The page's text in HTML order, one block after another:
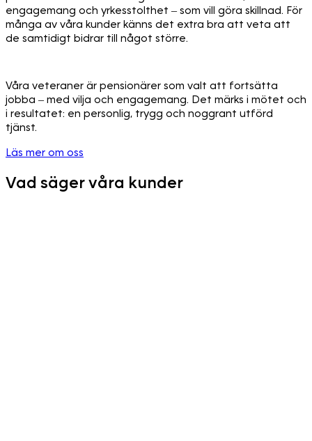
engagemang och yrkesstolthet – som vill göra skillnad. För
många av våra kunder känns det extra bra att veta att
de samtidigt bidrar till något större.
Våra veteraner är pensionärer som valt att fortsätta
jobba – med vilja och engagemang. Det märks i mötet och
i resultatet: en personlig, trygg och noggrant utförd
tjänst.
Läs mer om oss
Vad säger våra kunder